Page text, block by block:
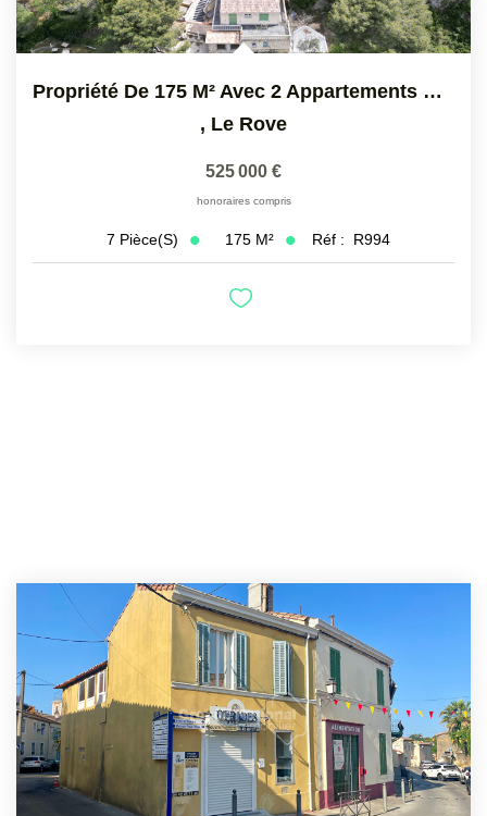
Propriété De 175 M² Avec 2 Appartements Et 26 000 M² De...
, Le Rove
525 000 €
honoraires compris
7 Pièce(s) 175 M² Réf : R994